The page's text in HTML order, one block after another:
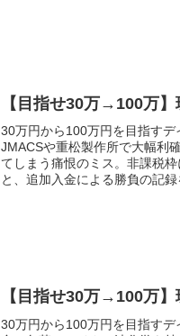
【目指せ30万→100万
30万円から100万円を目指す
JMACSや重松製作所で大幅利
てしまう痛恨のミス。非課税
と、追加入金による勝負の記録
【目指せ30万→100万
30万円から100万円を目指す